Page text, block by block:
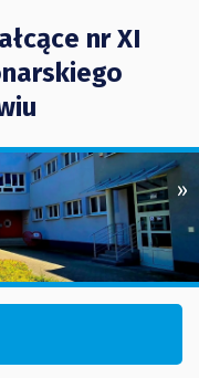
nr XI
»